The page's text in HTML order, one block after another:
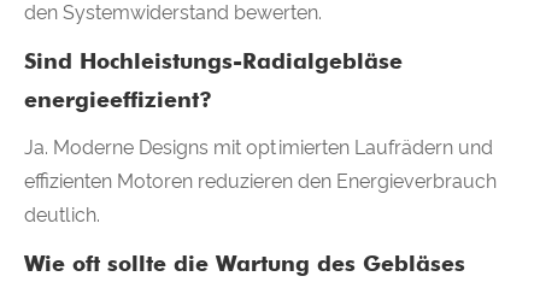
den Systemwiderstand bewerten.
Sind Hochleistungs-Radialgebläse
energieeffizient?
Ja. Moderne Designs mit optimierten Laufrädern und
effizienten Motoren reduzieren den Energieverbrauch
deutlich.
Wie oft sollte die Wartung des Gebläses